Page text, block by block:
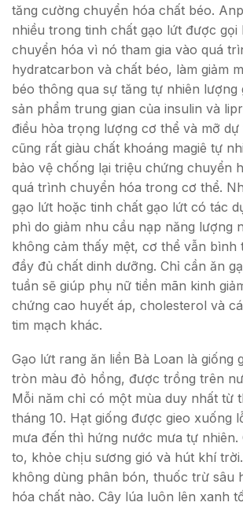
tăng cường chuyển hóa chất béo.
nhiều trong tinh chất gạo lứt được gọi
chuyển hóa vì nó tham gia vào quá
hydratcarbon và chất béo, làm giảm
béo thông qua sự tăng tự nhiên lượng
sản phẩm trung gian của insulin và
điều hòa trọng lượng cơ thể và mỡ
cũng rất giàu chất khoáng magiê tự
bảo vệ chống lại triệu chứng chuyển
quá trình chuyển hóa trong cơ thể.
gạo lứt hoặc tinh chất gạo lứt có tác
phì do giảm nhu cầu nạp năng lượng
không cảm thấy mệt, cơ thể vẫn bình
đầy đủ chất dinh dưỡng. Chỉ cần ăn
tuần sẽ giúp phụ nữ tiền mãn kinh
chứng cao huyết áp, cholesterol và
tim mạch khác.
Gạo lứt rang ăn liền Bà Loan là giống
tròn màu đỏ hồng, được trồng trên
Mỗi năm chỉ có một mùa duy nhất từ
tháng 10. Hạt giống được gieo xuống
mưa đến thì hứng nước mưa tự nhiên.
to, khỏe chịu sương gió và hút khí
không dùng phân bón, thuốc trừ sâu
hóa chất nào. Cây lúa luôn lên xanh